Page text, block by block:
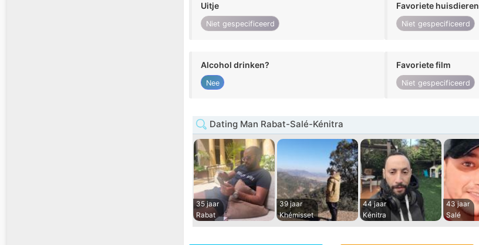
Uitje
Niet gespecificeerd
Favoriete huisdieren
Niet gespecificeerd
Alcohol drinken?
Nee
Favoriete film
Niet gespecificeerd
Dating Man Rabat-Salé-Kénitra
35 jaar
Rabat
39 jaar
Khémisset
44 jaar
Kénitra
43 jaar
Salé